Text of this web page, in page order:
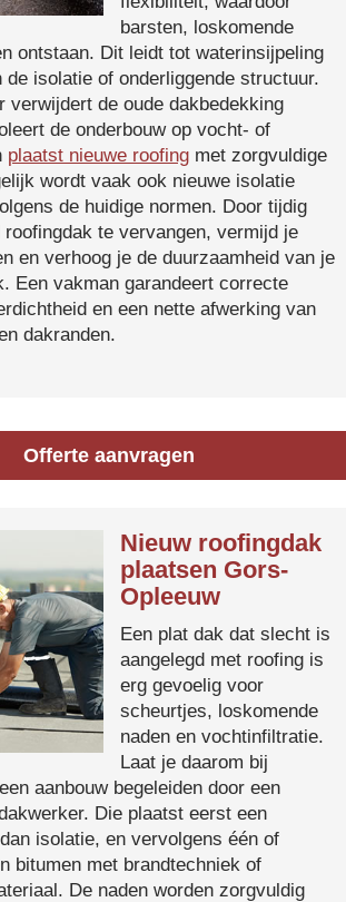
barsten, loskomende
ontstaan. Dit leidt tot waterinsijpeling
de isolatie of onderliggende structuur.
verwijdert de oude dakbedekking
de onderbouw op vocht- of
plaatst nieuwe roofing met zorgvuldige
wordt vaak ook nieuwe isolatie
de huidige normen. Door tijdig
roofingdak te vervangen, vermijd je
en verhoog je de duurzaamheid van je
Een vakman garandeert correcte
en een nette afwerking van
dakranden.
Offerte aanvragen
Nieuw roofingdak
plaatsen Gors-
Opleeuw
Een plat dak dat slecht is
aangelegd met roofing is
erg gevoelig voor
scheurtjes, loskomende
naden en vochtinfiltratie.
Laat je daarom bij
aanbouw begeleiden door een
Die plaatst eerst een
isolatie, en vervolgens één of
bitumen met brandtechniek of
De naden worden zorgvuldig